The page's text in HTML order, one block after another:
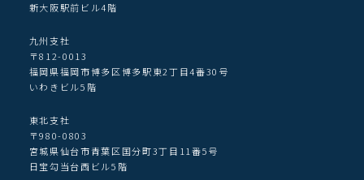
新大阪駅前ビル4階
九州支社
〒812-0013
福岡県福岡市博多区博多駅東2丁目4番30号
いわきビル5階
東北支社
〒980-0803
宮城県仙台市青葉区国分町3丁目11番5号
日宝勾当台西ビル5階